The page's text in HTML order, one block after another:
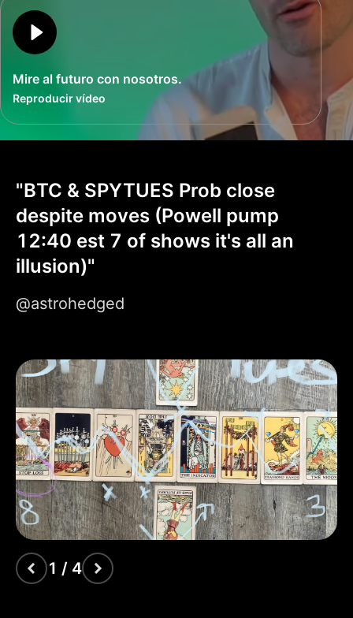
Mire al futuro con nosotros.
Reproducir vídeo
"BTC & SPYTUES Prob close
despite moves (Powell pump
12:40 est 7 of shows it's all an
illusion)"
@astrohedged
1 / 4